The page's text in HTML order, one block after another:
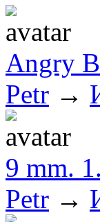
Angry
Petr →
9 mm.
Petr →